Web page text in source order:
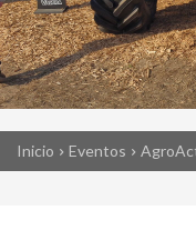
Inicio Eventos